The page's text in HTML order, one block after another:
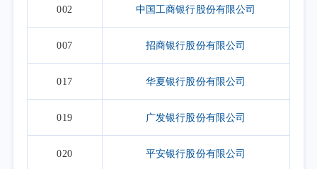
002 中国工商银行股份有限公司
007 招商银行股份有限公司
017 华夏银行股份有限公司
019 广发银行股份有限公司
020 平安银行股份有限公司